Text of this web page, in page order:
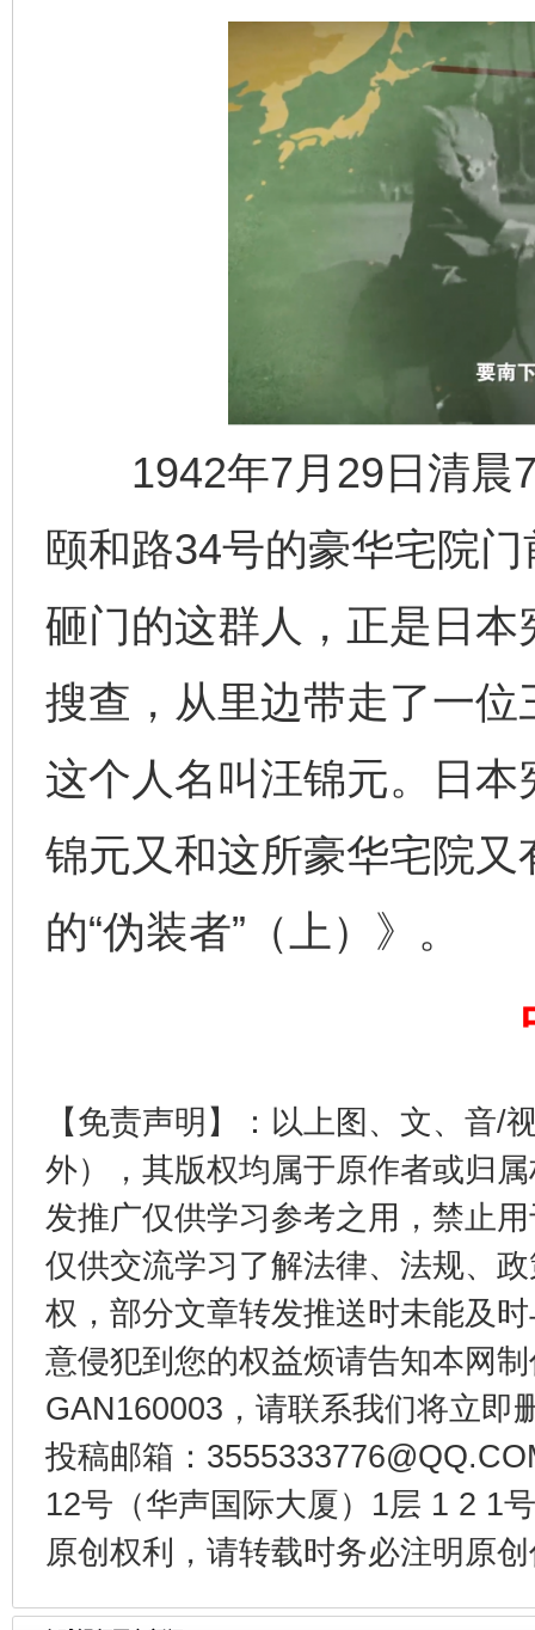
1942年7月29日清晨7
颐和路34号的豪华宅院
砸门的这群人，正是日
搜查，从里边带走了一
这个人名叫汪锦元。日
锦元又和这所豪华宅院
的“伪装者”（上）》。
【免责声明】：以上图、文、音/
外），其版权均属于原作者或归
发推广仅供学习参考之用，禁止
仅供交流学习了解法律、法规、
权，部分文章转发推送时未能及
意侵犯到您的权益烦请告知本网
GAN160003，请联系我们将立即
投稿邮箱：
12号（华声国际大厦）1层 1 2 1
原创权利，请转载时务必注明原
东山县通报“牛蛙产品抗生素超标问题” 法
千年窑火 生生不息